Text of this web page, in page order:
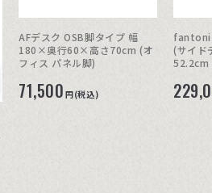
AFデスク OSB脚タイプ 幅
180×奥行60×高さ70cm (オ
フィス パネル脚)
71,500 円(税込)
fantoni
(サイド
52.2cm